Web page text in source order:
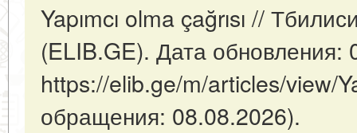
Yapımcı olma çağrısı //
(ELIB.GE). Дата обновления:
https://elib.ge/m/articles/view/
обращения: 08.08.2026).